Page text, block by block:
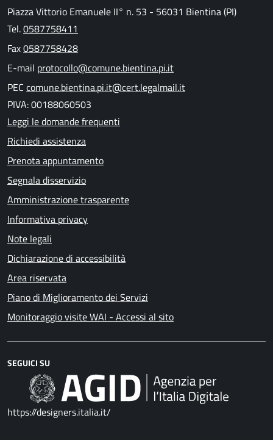
Piazza Vittorio Emanuele II° n. 53 - 56031 Bientina (PI)
Tel.0587758411
Fax0587758428
E-mail protocollo@comune.bientina.pi.it
PEC comune.bientina.pi.it@cert.legalmail.it
PIVA: 00188060503
Leggi le domande frequenti
Richiedi assistenza
Prenota appuntamento
Segnala disservizio
Amministrazione trasparente
Informativa privacy
Note legali
Dichiarazione di accessibilità
Area riservata
Piano di Miglioramento dei Servizi
Monitoraggio visite WAI - Accessi al sito
SEGUICI SU
https://designers.italia.it/